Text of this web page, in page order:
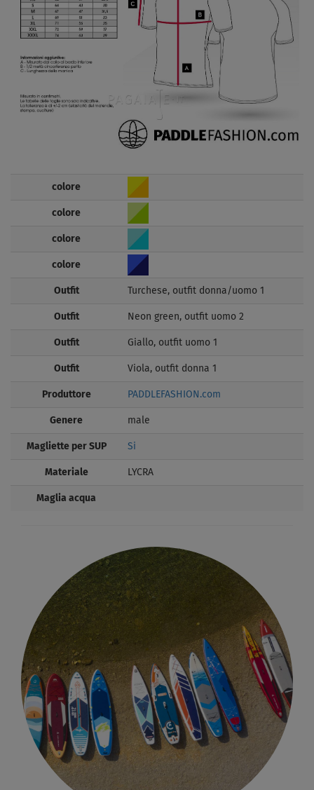
colore
colore
colore
colore
Outfit Turchese, outfit donna/uomo 1
Outfit Neon green, outfit uomo 2
Outfit Giallo, outfit uomo 1
Outfit Viola, outfit donna 1
Produttore PADDLEFASHION.com
Genere male
Magliette per SUP Si
Materiale LYCRA
Maglia acqua